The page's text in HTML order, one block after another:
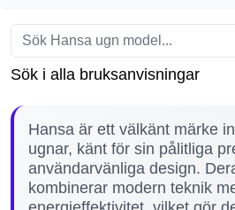
Sök i alla bruksanvisningar
Hansa är ett välkänt märke
ugnar, känt för sin pålitliga
användarvänliga design.
kombinerar modern teknik